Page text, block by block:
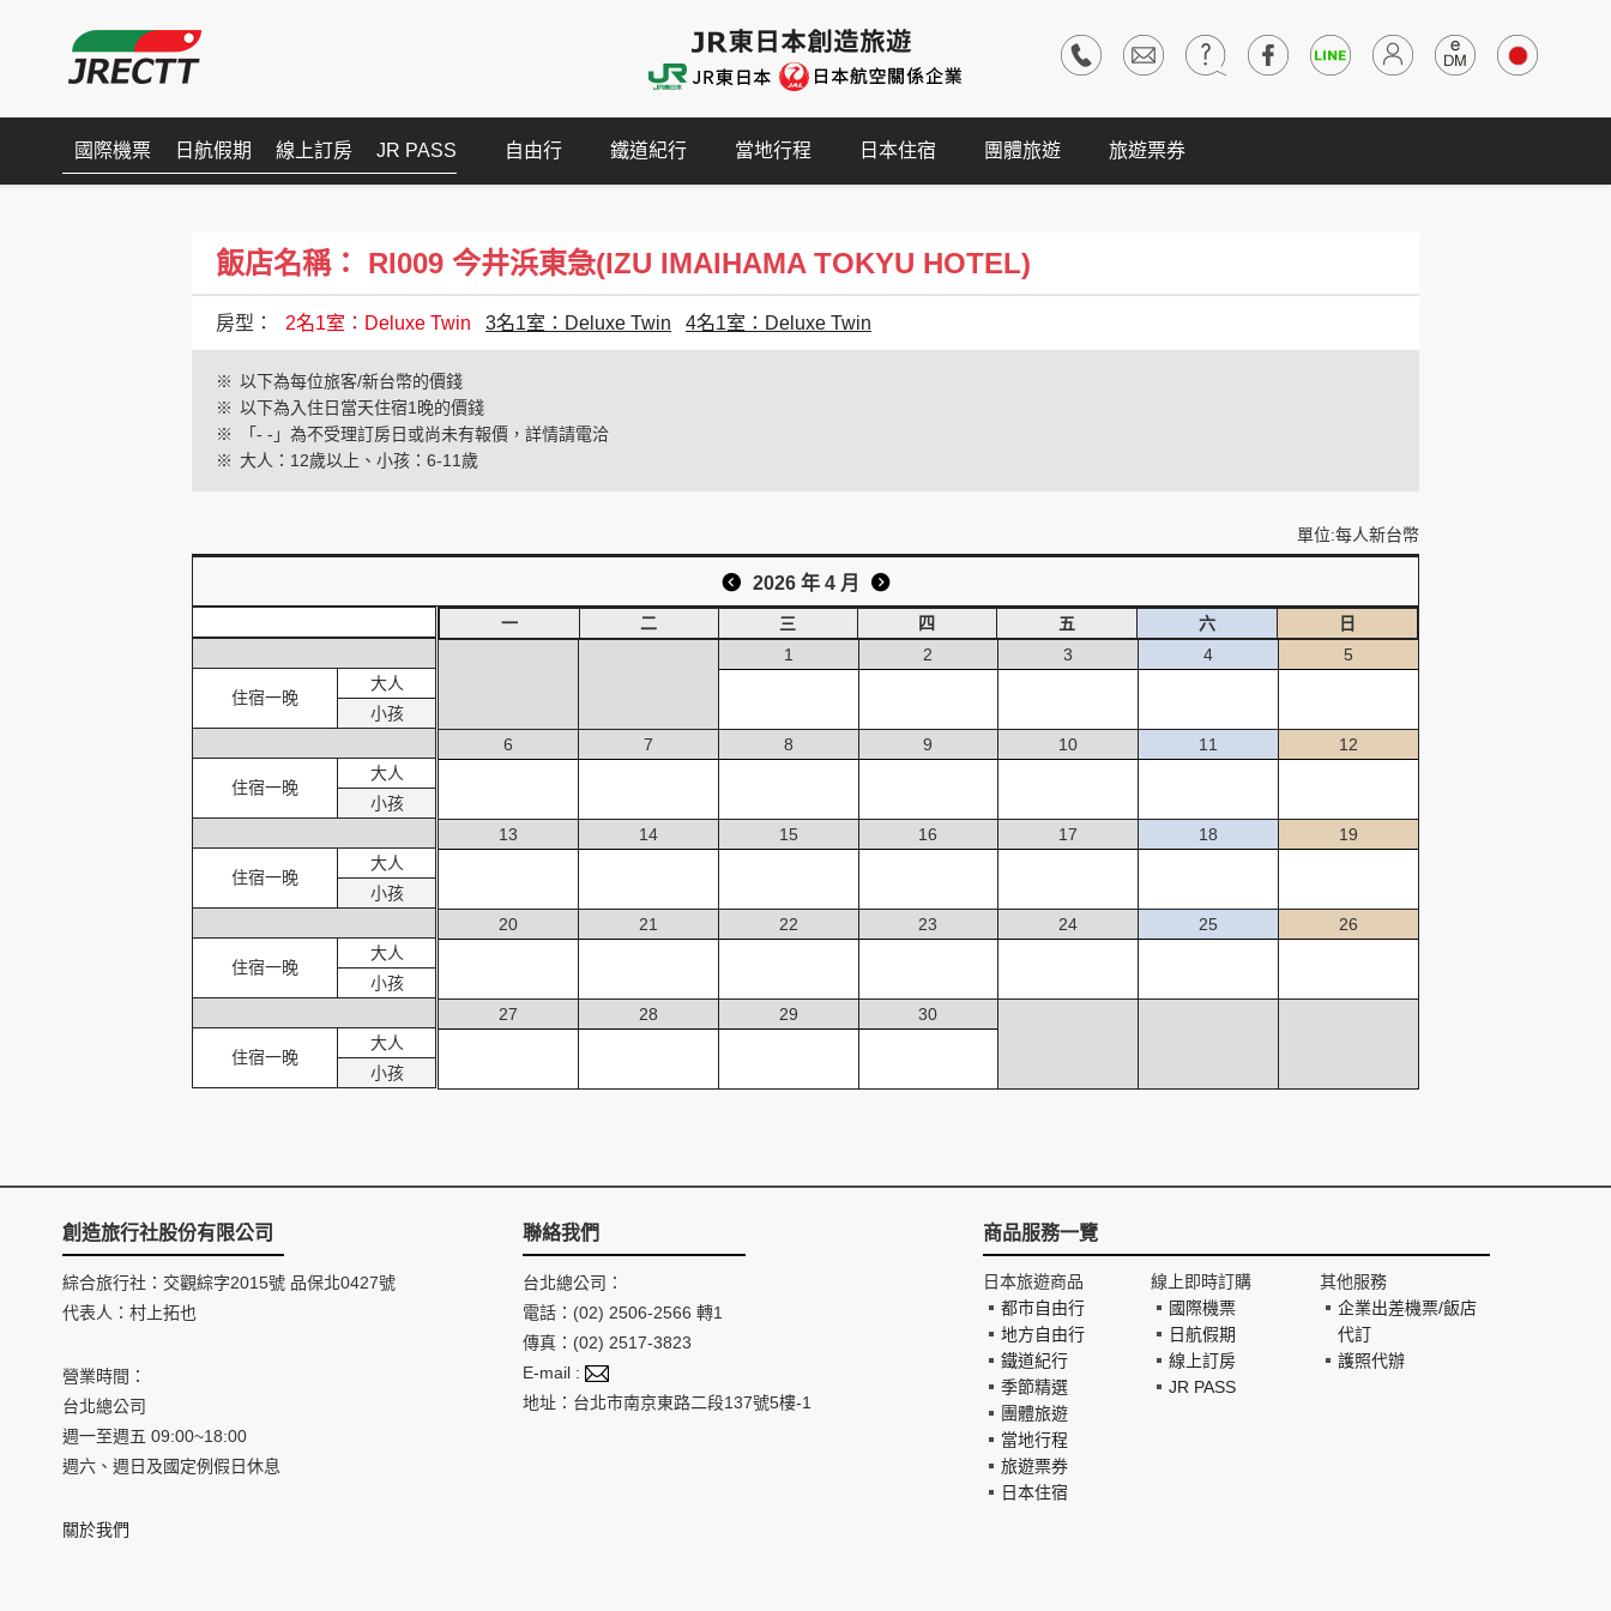
國際機票 日航假期 線上訂房 JR PASS 自由行 鐵道紀行 當地行程 日本住宿 團體旅遊 旅遊票券
飯店名稱： RI009 今井浜東急(IZU IMAIHAMA TOKYU HOTEL)
房型： 2名1室：Deluxe Twin 3名1室：Deluxe Twin 4名1室：Deluxe Twin
※ 以下為每位旅客/新台幣的價錢
※ 以下為入住日當天住宿1晚的價錢
※
「- -」為不受理訂房日或尚未有報價，詳情請電洽
※ 大人：12歲以上、小孩：6-11歲
單位:每人新台幣
2026 年 4 月
住宿一晚
大人
小孩
住宿一晚
大人
小孩
住宿一晚
大人
小孩
住宿一晚
大人
小孩
住宿一晚
大人
小孩
一 二 三 四 五 六
日
1
2 3 4 5
6 7 8 9 10 11 12
13 14 15 16 17 18 19
20 21 22 23 24 25 26
27 28 29 30
創造旅行社股份有限公司
綜合旅行社：交觀綜字2015號 品保北0427號
代表人：村上拓也
營業時間：
台北總公司
週一至週五 09:00~18:00
週六、週日及國定例假日休息
關於我們
聯絡我們
台北總公司：
電話：(02) 2506-2566 轉1
傳真：(02) 2517-3823
E-mail :
地址：台北市南京東路二段137號5樓-1
商品服務一覽
日本旅遊商品
都市自由行
地方自由行
鐵道紀行
季節精選
團體旅遊
當地行程
旅遊票券
日本住宿
線上即時訂購
國際機票
日航假期
線上訂房
JR PASS
其他服務
企業出差機票/飯店
代訂
護照代辦